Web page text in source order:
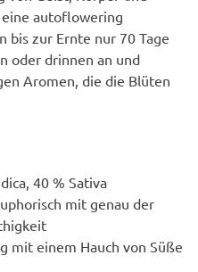
autoflowering
bis zur Ernte nur 70 Tage
oder drinnen an und
Aromen, die die Blüten
40 % Sativa
mit genau der
mit einem Hauch von Süße